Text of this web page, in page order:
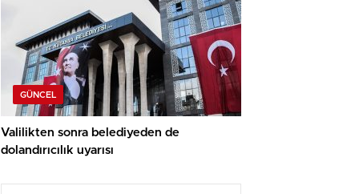
GÜNCEL
Valilikten sonra belediyeden de
dolandırıcılık uyarısı